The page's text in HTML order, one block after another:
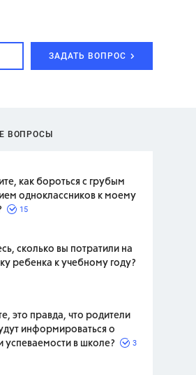
ЗАДАТЬ ВОПРОС
ВОПРОСЫ
как бороться с грубым
одноклассников к моему
15
сколько вы потратили на
ребенка к учебному году?
это правда, что родители
информироваться о
успеваемости в школе?
3